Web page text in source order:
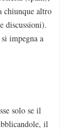
chiunque altro
discussioni).
impegna a
solo se il
il